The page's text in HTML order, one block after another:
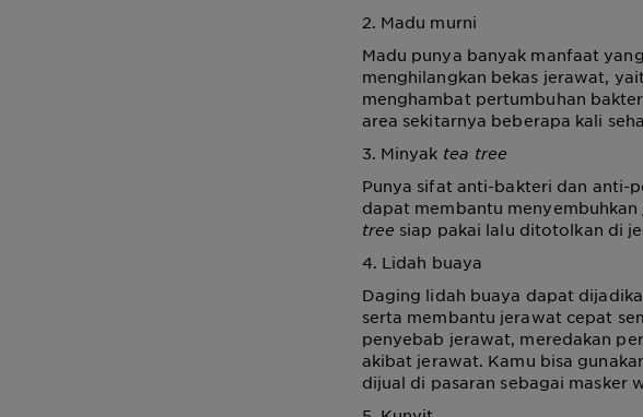
2. Madu murni
Madu punya banyak manfaat
menghilangkan bekas jerawat,
menghambat pertumbuhan
area sekitarnya beberapa kali
3. Minyak tea tree
Punya sifat anti-bakteri dan anti-
dapat membantu
tree siap pakai lalu ditotolkan di
4. Lidah buaya
Daging lidah buaya dapat
serta membantu jerawat cepat
penyebab jerawat, meredakan
akibat jerawat. Kamu bisa
dijual di pasaran sebagai masker